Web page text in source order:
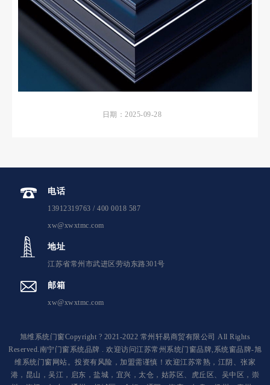
日期：2025-09-28
电话
13912319763 / 400 0018 587
xw@xwxtmc.com
地址
江苏省常州市武进区劳动东路301号
邮箱
xw@xwxtmc.com
旭维系统门窗Copyright ? 2021-2022 常州轩易商贸有限公司 All Rights
Reserved.南宁门窗系统品牌 . 欢迎访问江苏常州系统门窗品牌,系统窗品牌-旭
维系统门窗网站。投资有风险，加盟需谨慎！欢迎江苏常熟，江阴、张家
港，昆山，吴江，启东，盐城，宜兴，太仓，姑苏区、虎丘区、吴中区，崇